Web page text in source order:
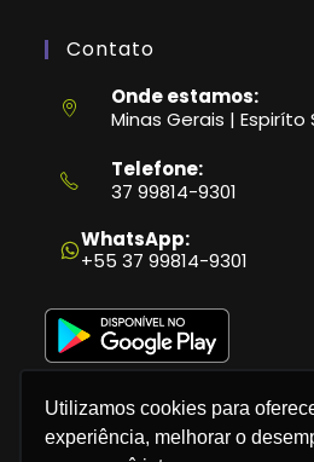
Utilizamos cookies para
experiência, melhorar o
Contato
Onde estamos:
Minas Gerais | Espiríto
Telefone:
37 99814-9301
em
seu
aplicativo
WhatsApp:
+55 37 99814-9301